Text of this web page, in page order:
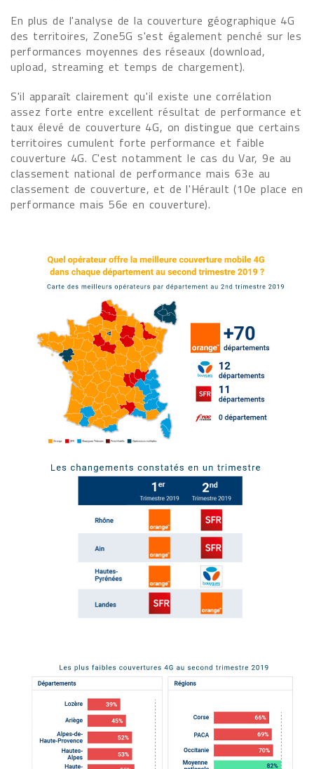
En plus de l'analyse de la couverture géographique 4G
des territoires, Zone5G s'est également penché sur les
performances moyennes des réseaux (download,
upload, streaming et temps de chargement).
S'il apparaît clairement qu'il existe une corrélation
assez forte entre excellent résultat de performance et
taux élevé de couverture 4G, on distingue que certains
territoires cumulent forte performance et faible
couverture 4G. C'est notamment le cas du Var, 9e au
classement national de performance mais 63e au
classement de couverture, et de l'Hérault (10e place en
performance mais 56e en couverture).